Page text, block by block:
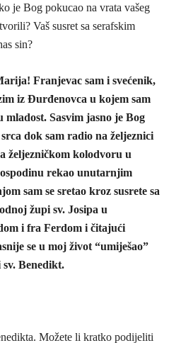
je Bog pokucao na vrata vašeg
Vaš susret sa serafskim
sin?
Franjevac sam i svećenik,
iz Đurđenovca u kojem sam
Sasvim jasno je Bog
dok sam radio na željeznici
željezničkom kolodvoru u
rekao unutarnjim
sam se sretao kroz susrete sa
župi sv. Josipa u
i fra Ferdom i čitajući
se u moj život “umiješao”
Benedikt.
Možete li kratko podijeliti